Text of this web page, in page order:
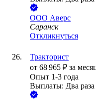
ООО Аверс
Саранск
Откликнуться
Тракторист
от 68 965 ₽ за
Опыт 1-3 года
Выплаты: Два раза